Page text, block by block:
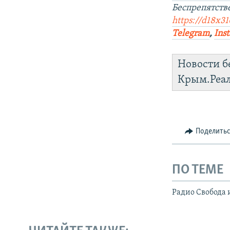
https://
Telegram,
Новости
ПО ТЕМЕ
Радио Свобода